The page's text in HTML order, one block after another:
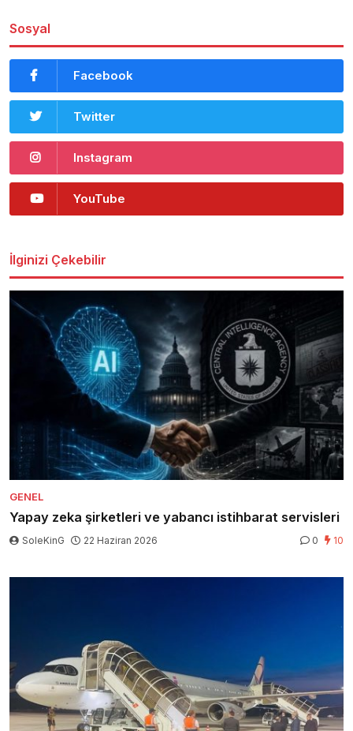
Sosyal
Facebook
Twitter
Instagram
YouTube
İlginizi Çekebilir
GENEL
Yapay zeka şirketleri ve yabancı istihbarat servisleri
SoleKinG 22 Haziran 2026 0 10